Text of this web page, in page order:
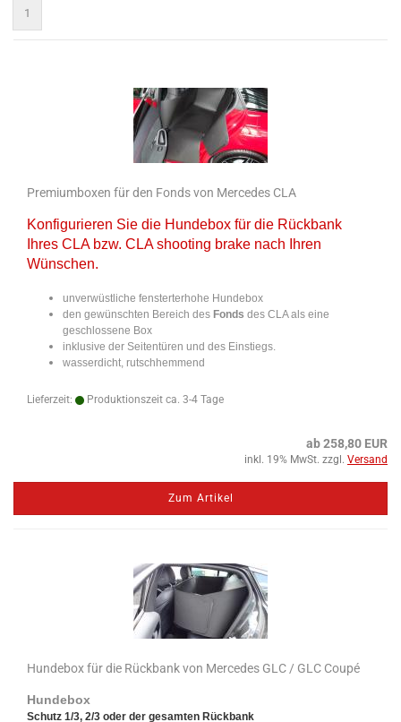
1
Premiumboxen für den Fonds von Mercedes CLA
Konfigurieren Sie die Hundebox für die Rückbank
Ihres CLA bzw. CLA shooting brake nach Ihren
Wünschen.
unverwüstliche fensterterhohe Hundebox
den gewünschten Bereich des Fonds des CLA als eine
geschlossene Box
inklusive der Seitentüren und des Einstiegs.
wasserdicht, rutschhemmend
Lieferzeit: Produktionszeit ca. 3-4 Tage
ab 258,80 EUR
inkl. 19% MwSt. zzgl. Versand
Zum Artikel
Hundebox für die Rückbank von Mercedes GLC / GLC Coupé
Hundebox
Schutz 1/3, 2/3 oder der gesamten Rückbank